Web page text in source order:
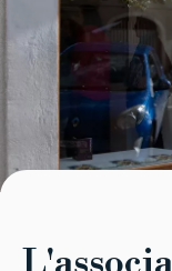
Tourisme
CAROUGE SE